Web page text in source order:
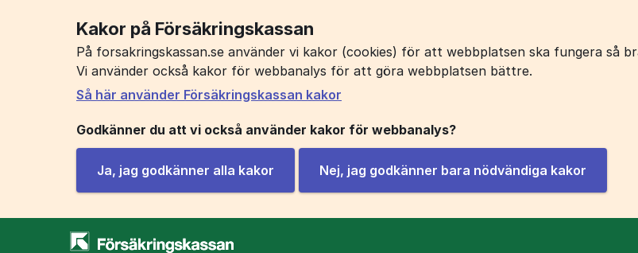
Kakor på Försäkringskassan
På forsakringskassan.se använder vi kakor (cookies) för att webbplatsen ska fungera så
Vi använder också kakor för webbanalys för att göra webbplatsen bättre.
Så här använder Försäkringskassan kakor
Godkänner du att vi också använder kakor för webbanalys?
Ja, jag godkänner alla kakor Nej, jag godkänner bara nödvändiga kakor